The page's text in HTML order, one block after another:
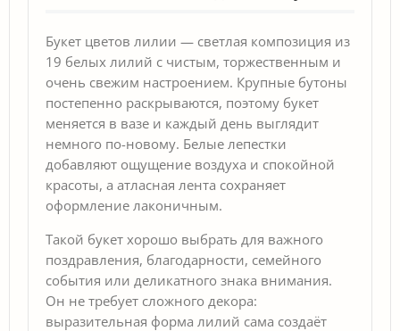
Букет цветов лилии — светлая композиция из
19 белых лилий с чистым, торжественным и
очень свежим настроением. Крупные бутоны
постепенно раскрываются, поэтому букет
меняется в вазе и каждый день выглядит
немного по-новому. Белые лепестки
добавляют ощущение воздуха и спокойной
красоты, а атласная лента сохраняет
оформление лаконичным.
Такой букет хорошо выбрать для важного
поздравления, благодарности, семейного
события или деликатного знака внимания.
Он не требует сложного декора:
выразительная форма лилий сама создаёт